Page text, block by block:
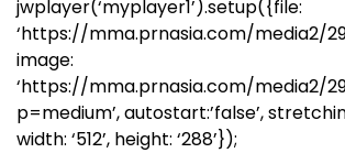
jwplayer(‘myplayer1’).setup({file:
‘https://mma.prnasia.com/media2/
image:
‘https://mma.prnasia.com/media2/
p=medium’, autostart:’false’,
width: ‘512’, height: ‘288’});